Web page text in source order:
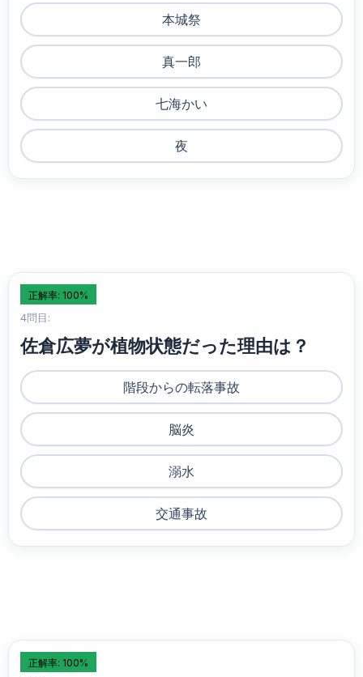
本城祭
真一郎
七海かい
夜
正解率: 100%
4問目:
佐倉広夢が植物状態だった理由は？
階段からの転落事故
脳炎
溺水
交通事故
正解率: 100%